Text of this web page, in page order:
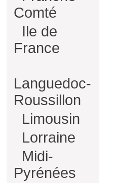
Comté
Ile de
France
Languedoc-
Roussillon
Limousin
Lorraine
Midi-
Pyrénées